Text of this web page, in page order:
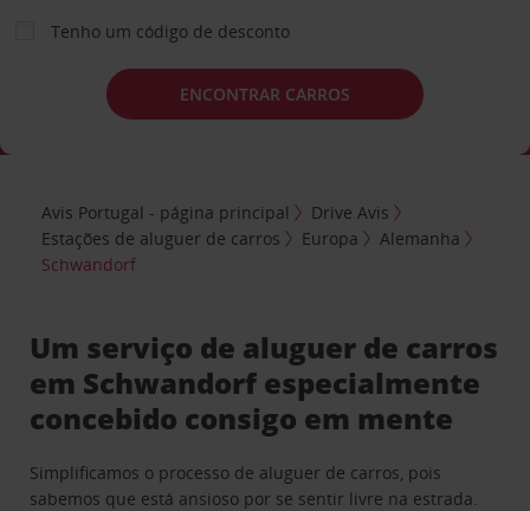
Tenho um código de desconto
ENCONTRAR CARROS
Avis Portugal - página principal
Drive Avis
Estações de aluguer de carros
Europa
Alemanha
Schwandorf
Um serviço de aluguer de carros
em Schwandorf especialmente
concebido consigo em mente
Simplificamos o processo de aluguer de carros, pois
sabemos que está ansioso por se sentir livre na estrada.